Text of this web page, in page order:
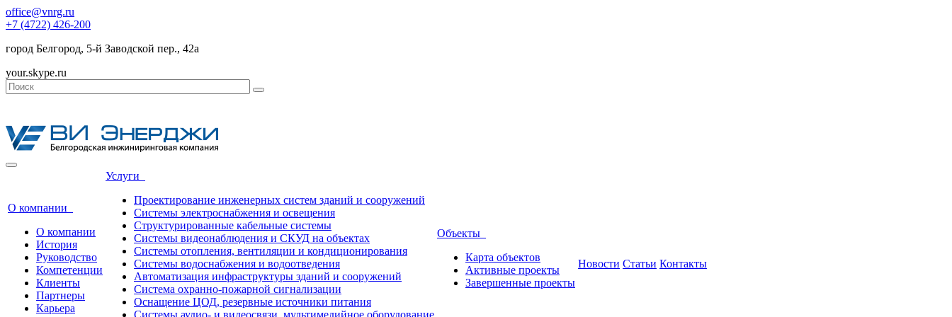
office@vnrg.ru
+7 (4722) 426-200
город Белгород, 5-й Заводской пер., 42а
your.skype.ru
О компании
О компании
История
Руководство
Компетенции
Клиенты
Партнеры
Карьера
Услуги
Проектирование инженерных систем зданий и сооружений
Системы электроснабжения и освещения
Структурированные кабельные системы
Системы видеонаблюдения и СКУД на объектах
Системы отопления, вентиляции и кондиционирования
Системы водоснабжения и водоотведения
Автоматизация инфраструктуры зданий и сооружений
Система охранно-пожарной сигнализации
Оснащение ЦОД, резервные источники питания
Системы аудио- и видеосвязи, мультимедийное оборудование
Объекты
Карта объектов
Активные проекты
Завершенные проекты
Новости Статьи Контакты